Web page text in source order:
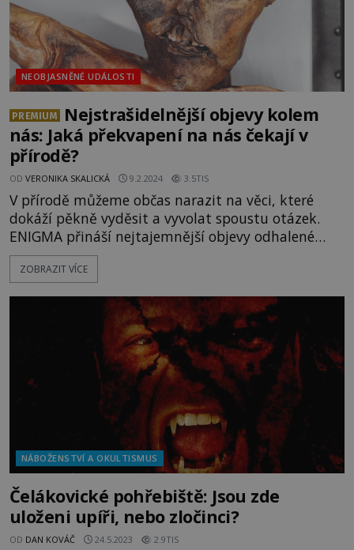
NEOBJASNĚNÉ UDÁLOSTI
PREMIUM
Nejstrašidelnější objevy kolem
nás: Jaká překvapení na nás čekají v
přírodě?
OD VERONIKA SKALICKÁ 9.2.2024 3.5TIS
V přírodě můžeme občas narazit na věci, které
dokáží pěkně vyděsit a vyvolat spoustu otázek.
ENIGMA přináší nejtajemnější objevy odhalené
během pobytu v přírodě. Jaká mystéria je možné
objevit třeba i při běžné procházce? Jedním z
učiněny v přírodě, patří mumie Ötzi. V roce 1991 ji
nalézají dva němečtí turisté Helmut (1937– 2004)
ZOBRAZIT VÍCE
NÁBOŽENSTVÍ A OKULTISMUS
Čelákovické pohřebiště: Jsou zde
uloženi upíři, nebo zločinci?
OD DAN KOVÁČ 24.5.2023 2.9TIS